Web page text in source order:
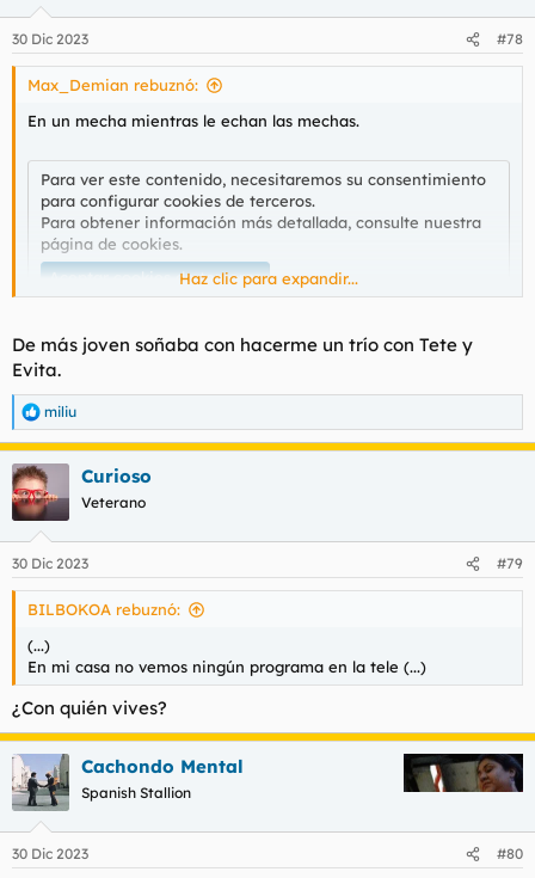
e
s
30 Dic 2023 #78
Max_Demian rebuznó:
En un mecha mientras le echan las mechas.
Para ver este contenido, necesitaremos su consentimiento
para configurar cookies de terceros.
Para obtener información más detallada, consulte nuestra
página de cookies.
Aceptar cookies de tercerosHaz clic para expandir...
De más joven soñaba con hacerme un trío con Tete y
Evita.
R
e
a
c
c
i
e
s
miliu
Curioso
Veterano
30 Dic 2023 #79
BILBOKOA rebuznó:
(...)
En mi casa no vemos ningún programa en la tele (...)
¿Con quién vives?
Cachondo Mental
Spanish Stallion
30 Dic 2023 #80